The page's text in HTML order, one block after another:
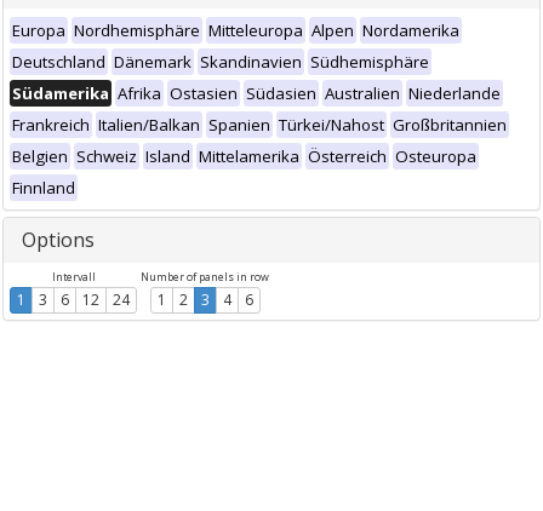
Europa Nordhemisphäre Mitteleuropa Alpen Nordamerika
Deutschland Dänemark Skandinavien Südhemisphäre
Südamerika Afrika Ostasien Südasien Australien Niederlande
Frankreich Italien/Balkan Spanien Türkei/Nahost Großbritannien
Belgien Schweiz Island Mittelamerika Österreich Osteuropa
Finnland
Options
Intervall
1 3 6 12 24
Number of panels in row
1 2 3 4 6